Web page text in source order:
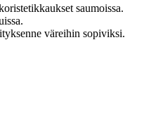
saumoissa.
väreihin sopiviksi.